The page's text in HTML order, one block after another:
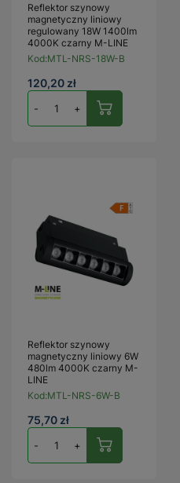
Reflektor szynowy
magnetyczny liniowy
regulowany 18W 1400lm
4000K czarny M-LINE
Kod:MTL-NRS-18W-B
120,20 zł
- +
Reflektor szynowy
magnetyczny liniowy 6W
480lm 4000K czarny M-
LINE
Kod:MTL-NRS-6W-B
75,70 zł
- +